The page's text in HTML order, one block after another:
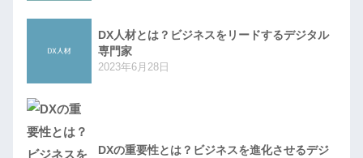
DX人材とは？ビジネスをリードするデジタル
専門家
2023年6月28日
DXの重要性とは？ビジネスを進化させるデジ